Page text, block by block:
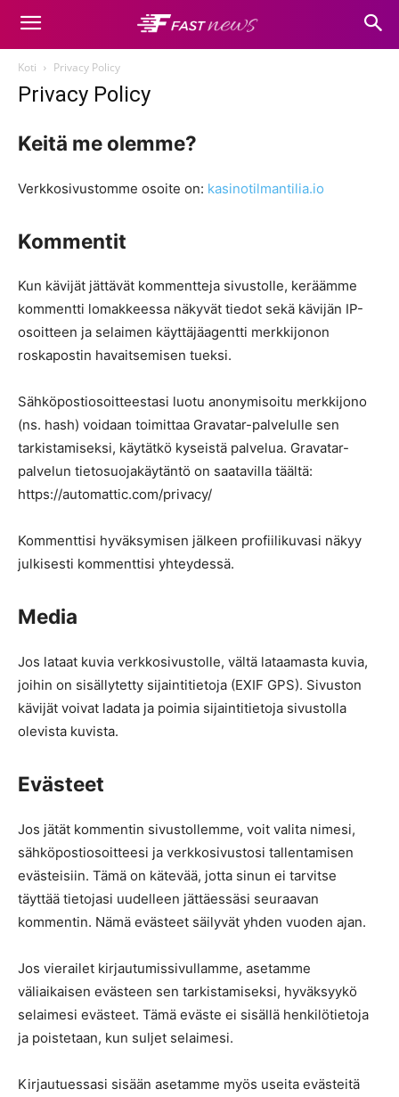
Koti Privacy Policy
Privacy Policy
Keitä me olemme?
Verkkosivustomme osoite on: kasinotilmantilia.io
Kommentit
Kun kävijät jättävät kommentteja sivustolle, keräämme
kommentti lomakkeessa näkyvät tiedot sekä kävijän IP-
osoitteen ja selaimen käyttäjäagentti merkkijonon
roskapostin havaitsemisen tueksi.
Sähköpostiosoitteestasi luotu anonymisoitu merkkijono
(ns. hash) voidaan toimittaa Gravatar-palvelulle sen
tarkistamiseksi, käytätkö kyseistä palvelua. Gravatar-
palvelun tietosuojakäytäntö on saatavilla täältä:
https://automattic.com/privacy/
Kommenttisi hyväksymisen jälkeen profiilikuvasi näkyy
julkisesti kommenttisi yhteydessä.
Media
Jos lataat kuvia verkkosivustolle, vältä lataamasta kuvia,
joihin on sisällytetty sijaintitietoja (EXIF GPS). Sivuston
kävijät voivat ladata ja poimia sijaintitietoja sivustolla
olevista kuvista.
Evästeet
Jos jätät kommentin sivustollemme, voit valita nimesi,
sähköpostiosoitteesi ja verkkosivustosi tallentamisen
evästeisiin. Tämä on kätevää, jotta sinun ei tarvitse
täyttää tietojasi uudelleen jättäessäsi seuraavan
kommentin. Nämä evästeet säilyvät yhden vuoden ajan.
Jos vierailet kirjautumissivullamme, asetamme
väliaikaisen evästeen sen tarkistamiseksi, hyväksyykö
selaimesi evästeet. Tämä eväste ei sisällä henkilötietoja
ja poistetaan, kun suljet selaimesi.
Kirjautuessasi sisään asetamme myös useita evästeitä